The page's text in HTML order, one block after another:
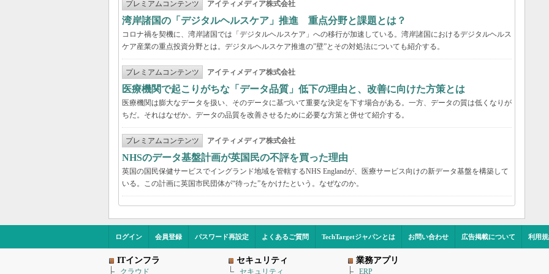
プレミアムコンテンツ アイティメディア株式会社
湾岸諸国の「デジタルヘルスケア」推進 重点分野と課題とは？
コロナ禍を契機に、湾岸諸国では「デジタルヘルスケア」への移行が加速している。湾岸諸国におけるデジタルヘルス
ケア産業の重点投資分野とは。デジタルヘルスケア推進の”壁”とその対処法についても紹介する。
プレミアムコンテンツ アイティメディア株式会社
医療機関で起こりがちな「データ品質」低下の理由と、改善に向けた方策とは
医療機関は膨大なデータを扱い、そのデータに基づいて重要な決定を下す場合がある。一方、データの質は低くなりが
ちだ。それはなぜか。データの品質を改善させるために必要な方策と併せて紹介する。
プレミアムコンテンツ アイティメディア株式会社
NHSのデータ基盤計画が英国民の不評を買った理由
英国の国民保健サービスでイングランド地域を管轄するNHS Englandが、医療サービス向けの新データ基盤を構築して
いる。この計画に英国市民団体が“待った”をかけたという。なぜなのか。
ログイン 会員登録 パスワード再設定 よくあるご質問 TechTargetジャパンとは お問い合わせ 広告掲載について 利用
ITインフラ
クラウド
セキュリティ
セキュリティ
業務アプリ
ERP